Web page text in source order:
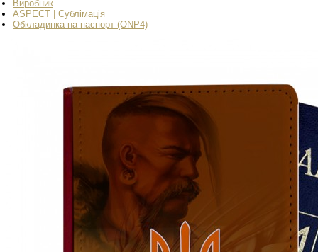
Виробник
ASPECT | Сублімація
Обкладинка на паспорт (ONP4)